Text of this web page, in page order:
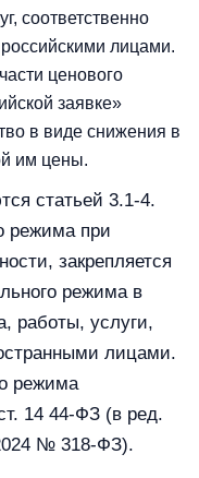
соответственно
лицами.
ценового
заявке»
в виде снижения в
им цены.
статьей 3.1-4.
режима при
закрепляется
режима в
работы, услуги,
лицами.
режима
14 44-ФЗ (в ред.
№ 318-ФЗ).